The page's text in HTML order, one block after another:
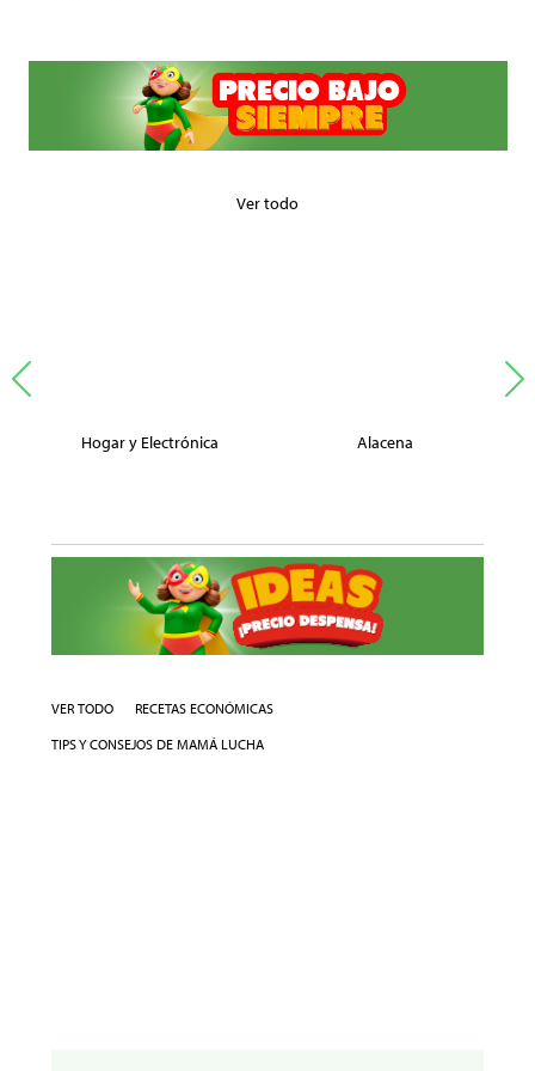
Ver todo
Hogar y Electrónica Alacena
VER TODO
RECETAS ECONÓMICAS
TIPS Y CONSEJOS DE MAMÁ LUCHA